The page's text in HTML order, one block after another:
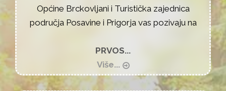
Općine Brckovljani i Turistička zajednica
područja Posavine i Prigorja vas pozivaju na
PRVOS...
Više...